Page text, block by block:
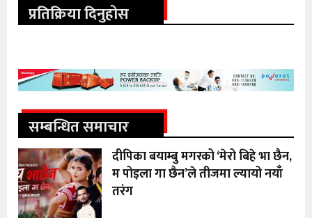
प्रतिक्रिया दिनुहोस
सम्बन्धित समाचार
दीपिका बयाम्बु मगरको ‘मेरो बिहे भा छैन,
म पोइला गा छैन’ले तीजमा ल्यायो नयाँ
तरंग